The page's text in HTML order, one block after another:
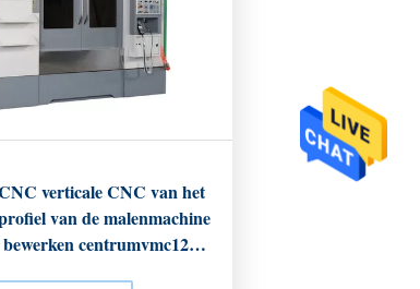
verticale CNC van het
van de malenmachine
centrumvmc1270